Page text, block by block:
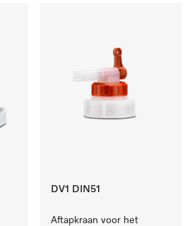
DV1 DIN51
Aftapkraan voor het